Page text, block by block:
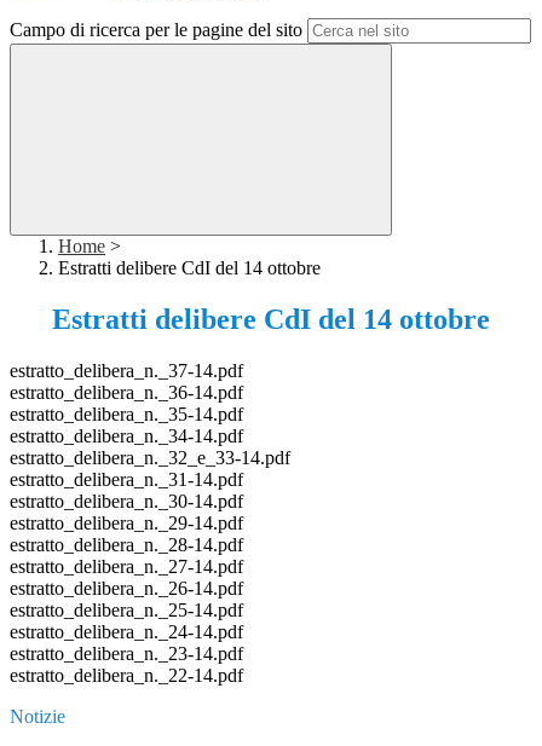
Campo di ricerca per le pagine del sito
Home >
Estratti delibere CdI del 14 ottobre
Estratti delibere CdI del 14 ottobre
estratto_delibera_n._37-14.pdf
estratto_delibera_n._36-14.pdf
estratto_delibera_n._35-14.pdf
estratto_delibera_n._34-14.pdf
estratto_delibera_n._32_e_33-14.pdf
estratto_delibera_n._31-14.pdf
estratto_delibera_n._30-14.pdf
estratto_delibera_n._29-14.pdf
estratto_delibera_n._28-14.pdf
estratto_delibera_n._27-14.pdf
estratto_delibera_n._26-14.pdf
estratto_delibera_n._25-14.pdf
estratto_delibera_n._24-14.pdf
estratto_delibera_n._23-14.pdf
estratto_delibera_n._22-14.pdf
Notizie